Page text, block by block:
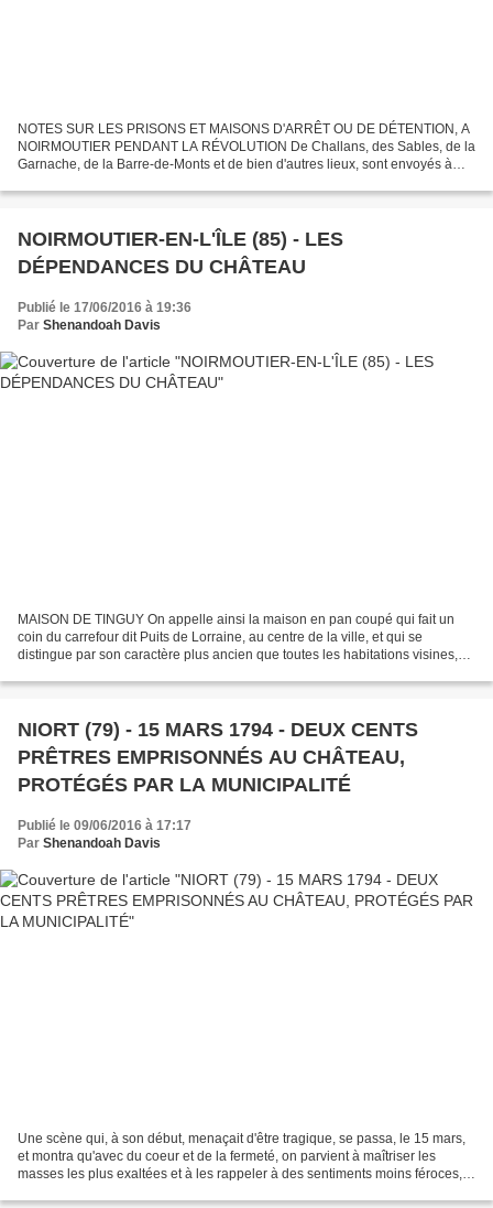
NOTES SUR LES PRISONS ET MAISONS D'ARRÊT OU DE DÉTENTION, A
NOIRMOUTIER PENDANT LA RÉVOLUTION De Challans, des Sables, de la
Garnache, de la Barre-de-Monts et de bien d'autres lieux, sont envoyés à
NOIRMOUTIER-EN-L'ÎLE (85) - LES
DÉPENDANCES DU CHÂTEAU
Publié le 17/06/2016 à 19:36
Par Shenandoah Davis
MAISON DE TINGUY On appelle ainsi la maison en pan coupé qui fait un
coin du carrefour dit Puits de Lorraine, au centre de la ville, et qui se
distingue par son caractère plus ancien que toutes les habitations visines,
NIORT (79) - 15 MARS 1794 - DEUX CENTS
PRÊTRES EMPRISONNÉS AU CHÂTEAU,
PROTÉGÉS PAR LA MUNICIPALITÉ
Publié le 09/06/2016 à 17:17
Par Shenandoah Davis
Une scène qui, à son début, menaçait d'être tragique, se passa, le 15 mars,
et montra qu'avec du coeur et de la fermeté, on parvient à maîtriser les
masses les plus exaltées et à les rappeler à des sentiments moins féroces,